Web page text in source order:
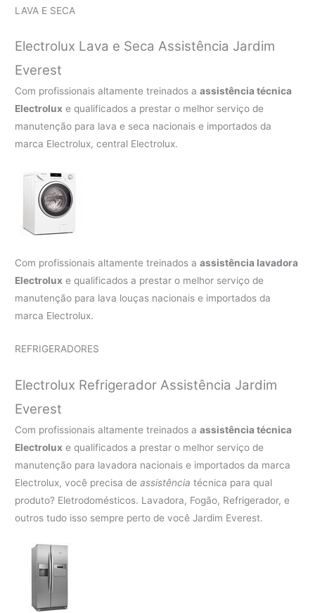
LAVA E SECA
Electrolux Lava e Seca Assistência Jardim
Everest
Com profissionais altamente treinados aassistência técnica
Electrolux e qualificados a prestar o melhor serviço de
manutenção para lava e seca nacionais e importados da
marca Electrolux, central Electrolux.
Com profissionais altamente treinados aassistência lavadora
Electrolux e qualificados a prestar o melhor serviço de
manutenção para lava louças nacionais e importados da
marca Electrolux.
REFRIGERADORES
Electrolux Refrigerador Assistência Jardim
Everest
Com profissionais altamente treinados aassistência técnica
Electrolux e qualificados a prestar o melhor serviço de
manutenção para lavadora nacionais e importados da marca
Electrolux, você precisa deassistência técnica para qual
produto? Eletrodomésticos. Lavadora, Fogão, Refrigerador, e
outros tudo isso sempre perto de você Jardim Everest.